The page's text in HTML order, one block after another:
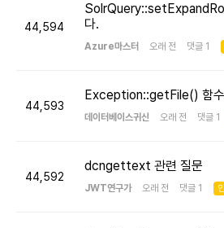
44,594
다.
Azure마스터 오래 전 댓글 1
44,593
Exception::getFile() 함수
데이터베이스귀신 오래 전 댓글
44,592
dcngettext 관련 질문
JWT연구가 오래 전 댓글 1